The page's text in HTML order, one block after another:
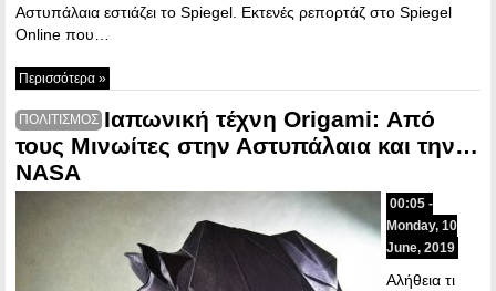
Αστυπάλαια εστιάζει το Spiegel. Eκτενές ρεπορτάζ στο Spiegel
Online που…
Περισσότερα »
ΠΟΛΙΤΙΣΜΟΣ Ιαπωνική τέχνη Origami: Από
τους Μινωίτες στην Αστυπάλαια και την…
ΝASA
00:05 -
Monday, 10
June, 2019
Αλήθεια τι